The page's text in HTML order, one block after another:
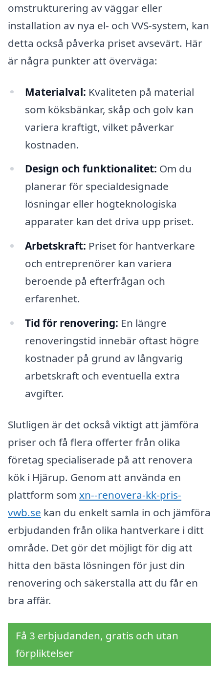
omstrukturering av väggar eller
installation av nya el- och VVS-system, kan
detta också påverka priset avsevärt. Här
är några punkter att överväga:
Materialval: Kvaliteten på material
som köksbänkar, skåp och golv kan
variera kraftigt, vilket påverkar
kostnaden.
Design och funktionalitet: Om du
planerar för specialdesignade
lösningar eller högteknologiska
apparater kan det driva upp priset.
Arbetskraft: Priset för hantverkare
och entreprenörer kan variera
beroende på efterfrågan och
erfarenhet.
Tid för renovering: En längre
renoveringstid innebär oftast högre
kostnader på grund av långvarig
arbetskraft och eventuella extra
avgifter.
Slutligen är det också viktigt att jämföra
priser och få flera offerter från olika
företag specialiserade på att renovera
kök i Hjärup. Genom att använda en
plattform som xn--renovera-kk-pris-
vwb.se kan du enkelt samla in och jämföra
erbjudanden från olika hantverkare i ditt
område. Det gör det möjligt för dig att
hitta den bästa lösningen för just din
renovering och säkerställa att du får en
bra affär.
Få 3 erbjudanden, gratis och utan
förpliktelser